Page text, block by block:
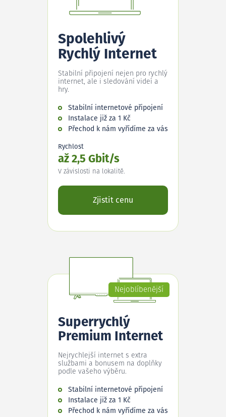
Spolehlivý
Rychlý Internet
Stabilní připojení nejen pro rychlý
internet, ale i sledování videí a
hry.
Stabilní internetové připojení
Instalace již za 1 Kč
Přechod k nám vyřídíme za vás
Rychlost
až 2,5 Gbit/s
V závislosti na lokalitě.
Zjistit cenu
Nejoblíbenější
Superrychlý
Premium Internet
Nejrychlejší internet s extra
službami a bonusem na doplňky
podle vašeho výběru.
Stabilní internetové připojení
Instalace již za 1 Kč
Přechod k nám vyřídíme za vás